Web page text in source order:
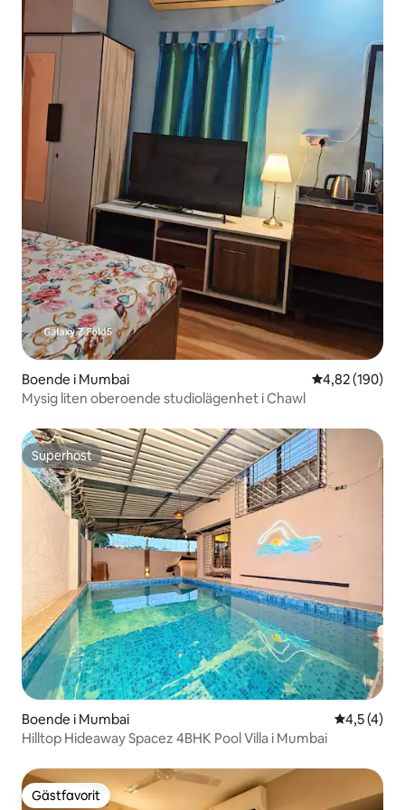
Boende i Mumbai 4,82 av 5 i
4,82 (190)
Mysig liten oberoende studiolägenhet i Chawl
Superhost
Superhost
Boende i Mumbai 4,5 av 5 i
4,5 (4)
Hilltop Hideaway Spacez 4BHK Pool Villa i Mumbai
Gästfavorit
Gästfavorit